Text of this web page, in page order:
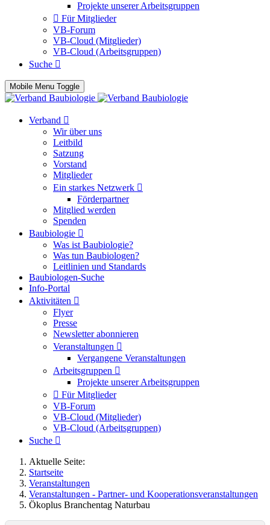
Projekte unserer Arbeitsgruppen
Für Mitglieder
VB-Forum
VB-Cloud (Mitglieder)
VB-Cloud (Arbeitsgruppen)
Suche
Mobile Menu Toggle
Verband
Wir über uns
Leitbild
Satzung
Vorstand
Mitglieder
Ein starkes Netzwerk
Förderpartner
Mitglied werden
Spenden
Baubiologie
Was ist Baubiologie?
Was tun Baubiologen?
Leitlinien und Standards
Baubiologen-Suche
Info-Portal
Aktivitäten
Flyer
Presse
Newsletter abonnieren
Veranstaltungen
Vergangene Veranstaltungen
Arbeitsgruppen
Projekte unserer Arbeitsgruppen
Für Mitglieder
VB-Forum
VB-Cloud (Mitglieder)
VB-Cloud (Arbeitsgruppen)
Suche
Aktuelle Seite:
Startseite
Veranstaltungen
Veranstaltungen - Partner- und Kooperationsveranstaltungen
Ökoplus Branchentag Naturbau